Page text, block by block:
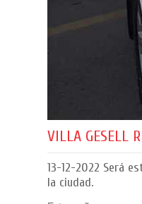
VILLA GESELL
13-12-2022 Será
la ciudad.